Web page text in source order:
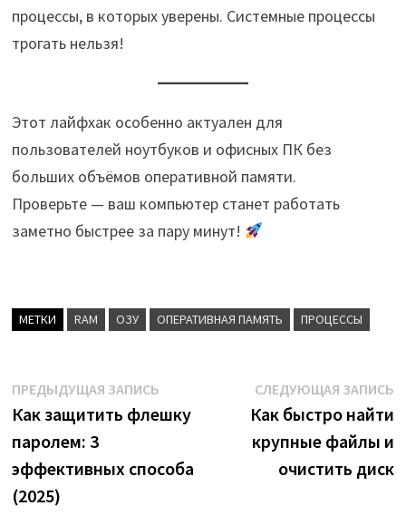
процессы, в которых уверены. Системные процессы
трогать нельзя!
Этот лайфхак особенно актуален для
пользователей ноутбуков и офисных ПК без
больших объёмов оперативной памяти.
Проверьте — ваш компьютер станет работать
заметно быстрее за пару минут!
МЕТКИ RAM ОЗУ ОПЕРАТИВНАЯ ПАМЯТЬ ПРОЦЕССЫ
Навигация
по
записям
ПРЕДЫДУЩАЯ ЗАПИСЬПредыдущая
запись:
Как защитить флешку
паролем: 3
эффективных способа
(2025)
СЛЕДУЮЩАЯ ЗАПИСЬ
Как быстро найти
крупные файлы и
очистить диск